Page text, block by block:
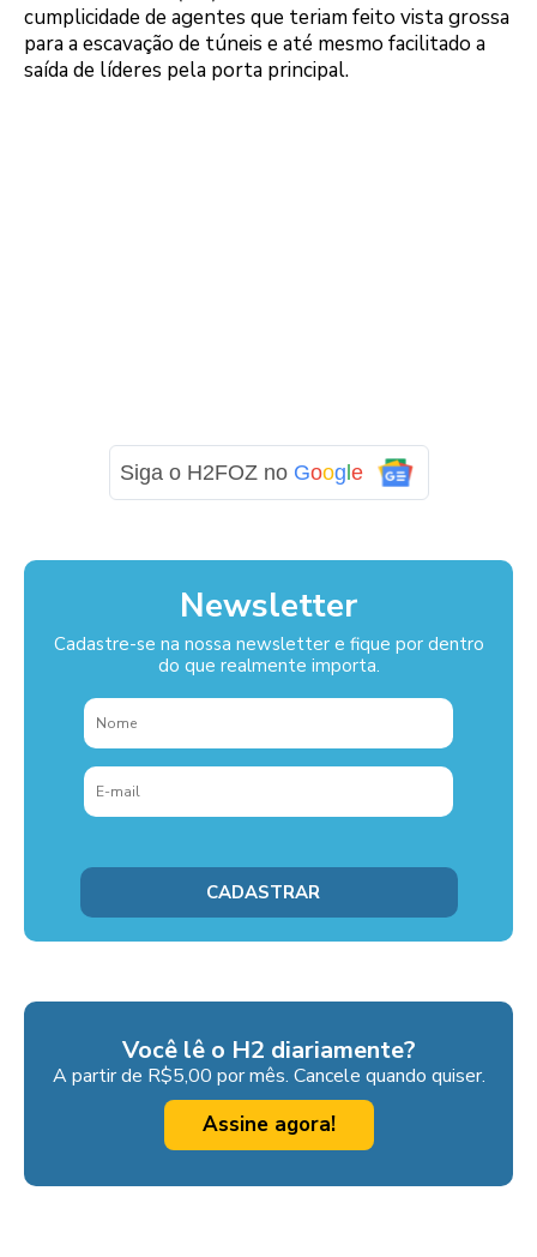
cumplicidade de agentes que teriam feito vista grossa
para a escavação de túneis e até mesmo facilitado a
saída de líderes pela porta principal.
Siga o H2FOZ no Google
Newsletter
Cadastre-se na nossa newsletter e fique por dentro
do que realmente importa.
Você lê o H2 diariamente?
A partir de R$5,00 por mês. Cancele quando quiser.
Assine agora!